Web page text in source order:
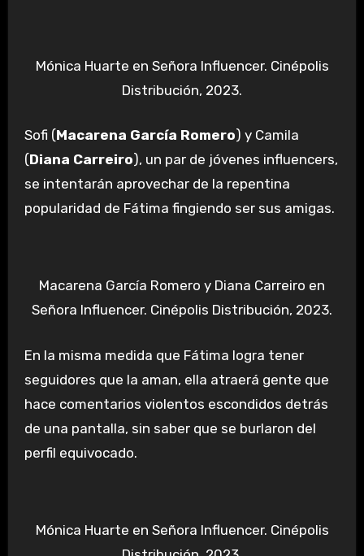
Mónica Huarte en Señora Influencer. Cinépolis
Distribución, 2023.
Sofi (Macarena García Romero) y Camila
(Diana Carreiro), un par de jóvenes influencers,
se intentarán aprovechar de la repentina
popularidad de Fátima fingiendo ser sus amigas.
Macarena García Romero y Diana Carreiro en
Señora Influencer. Cinépolis Distribución, 2023.
En la misma medida que Fátima logra tener
seguidores que la aman, ella atraerá gente que
hace comentarios violentos escondidos detrás
de una pantalla, sin saber que se burlaron del
perfil equivocado.
Mónica Huarte en Señora Influencer. Cinépolis